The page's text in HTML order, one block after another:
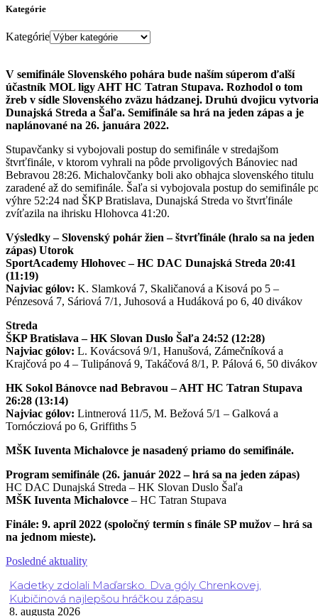
Kategórie
Kategórie
V semifinále Slovenského pohára bude naším súperom ďalší
účastník MOL ligy AHT HC Tatran Stupava. Rozhodol o tom
žreb v sídle Slovenského zväzu hádzanej. Druhú dvojicu vytvoria
Dunajská Streda a Šaľa. Semifinále sa hrá na jeden zápas a je
naplánované na 26. januára 2022.
Stupavčanky si vybojovali postup do semifinále v stredajšom
štvrťfinále, v ktorom vyhrali na pôde prvoligových Bánoviec nad
Bebravou 28:26. Michalovčanky boli ako obhajca slovenského titulu
zaradené až do semifinále. Šaľa si vybojovala postup do semifinále
výhre 52:24 nad ŠKP Bratislava, Dunajská Streda vo štvrťfinále
zvíťazila na ihrisku Hlohovca 41:20.
Výsledky – Slovenský pohár žien – štvrťfinále (hralo sa na jeden
zápas) Utorok
SportAcademy Hlohovec – HC DAC Dunajská Streda 20:41
(11:19)
Najviac gólov: K. Slamková 7, Skaličanová a Kisová po 5 –
Pénzesová 7, Sáriová 7/1, Juhosová a Hudáková po 6, 40 divákov
Streda
ŠKP Bratislava – HK Slovan Duslo Šaľa 24:52 (12:28)
Najviac gólov: L. Kovácsová 9/1, Hanušová, Zámečníková a
Krajčová po 4 – Tulipánová 9, Takáčová 8/1, P. Pálová 6, 50 divákov
HK Sokol Bánovce nad Bebravou – AHT HC Tatran Stupava
26:28 (13:14)
Najviac gólov: Lintnerová 11/5, M. Bežová 5/1 – Galková a
Tornócziová po 6, Griffiths 5
MŠK Iuventa Michalovce je nasadený priamo do semifinále.
Program semifinále (26. január 2022 – hrá sa na jeden zápas)
HC DAC Dunajská Streda – HK Slovan Duslo Šaľa
MŠK Iuventa Michalovce – HC Tatran Stupava
Finále: 9. apríl 2022 (spoločný termín s finále SP mužov – hrá sa
na jednom mieste).
Posledné aktuality
Kadetky zdolali Maďarsko. Dva góly Chrenkovej,
Kubičinová najlepšou hráčkou zápasu
8. augusta 2026